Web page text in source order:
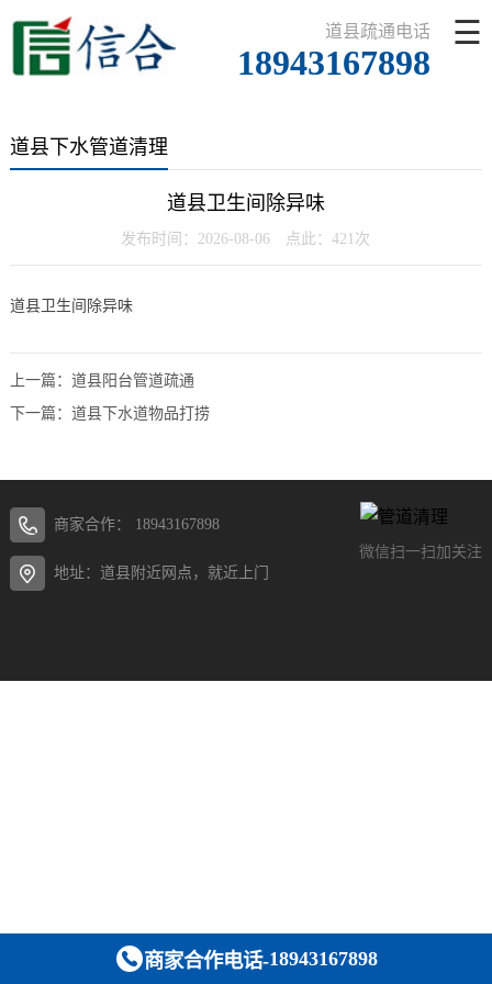
☰
道县疏通电话
18943167898
道县下水管道清理
道县卫生间除异味
发布时间：2026-08-06 点此：421次
道县卫生间除异味
上一篇： 道县阳台管道疏通
下一篇： 道县下水道物品打捞
微信扫一扫加关注
商家合作： 18943167898
地址：道县附近网点，就近上门
商家合作电话-18943167898